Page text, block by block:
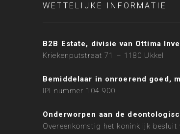
WETTELIJKE INFORMATIE
B2B Estate, divisie van Ottima
Kriekenputstraat 71 – 1180 Ukkel
Bemiddelaar in onroerend goed,
IPI nummer 104 900
Onderworpen aan de
Overeenkomstig het koninklijk besluit